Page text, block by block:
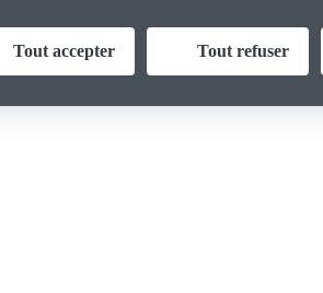
Formations Vos droits Thématiques
Tout accepter Tout refuser